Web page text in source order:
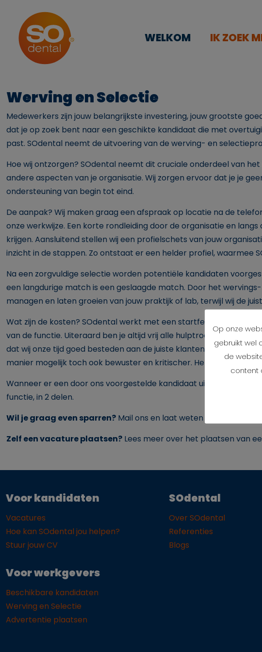
WELKOM IK ZOEK
Werving en Selectie
Medewerkers zijn jouw belangrijkste investering, jouw grootste
dat je op zoek bent naar een geschikte kandidaat die met
past. SOdental neemt de uitvoering van de werving- en
Hoe wij ontzorgen? SOdental neemt dit cruciale onderdeel van
andere aspecten van je organisatie. Wij zorgen ervoor dat je je
ondersteuning van begin tot eind.
De aanpak? Wij maken graag een afspraak op locatie na de
onze werkwijze. Een korte rondleiding door de organisatie en
krijgen. Aansluitend stellen wij een profielschets van jouw
inzicht in de stappen. Zo ontstaat er een helder profiel, waarmee
Na een zorgvuldige selectie worden potentiële kandidaten
een langdurige match is een geslaagde match. Door het
managen en laten groeien van jouw praktijk of lab, terwijl wij de
Wat zijn de kosten? SOdental werkt met een startfee. Bij het
van de functie. Uiteraard ben je altijd vrij alle hulptroepen in te
dat wij onze tijd goed besteden aan de juiste klanten en ten allen
manier mogelijk toch ook bewuster en kritischer. Hetgeen alleen
Wanneer er een door ons voorgestelde kandidaat uiteindelijk
functie, in 2 delen.
Wil je graag even sparren? Mail ons en laat weten wanneer we
Zelf een vacature plaatsen? Lees meer over het plaatsen van
Voor kandidaten
Vacatures
Hoe kan SOdental jou helpen?
Stuur jouw CV
Voor werkgevers
Beschikbare kandidaten
Werving en Selectie
Advertentie plaatsen
SOdental
Over SOdental
Referenties
Blogs
Op onze
gebruikt wel
de
content